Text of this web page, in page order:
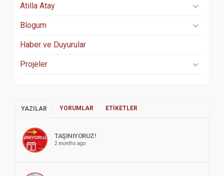
Atilla Atay
Blogum
Haber ve Duyurular
Projeler
YAZILAR YORUMLAR ETIKETLER
TAŞINIYORUZ!
2 months ago